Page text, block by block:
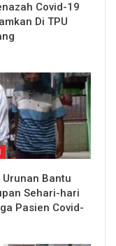
Covid-19
Di TPU
Urunan Bantu
Sehari-hari
Pasien Covid-